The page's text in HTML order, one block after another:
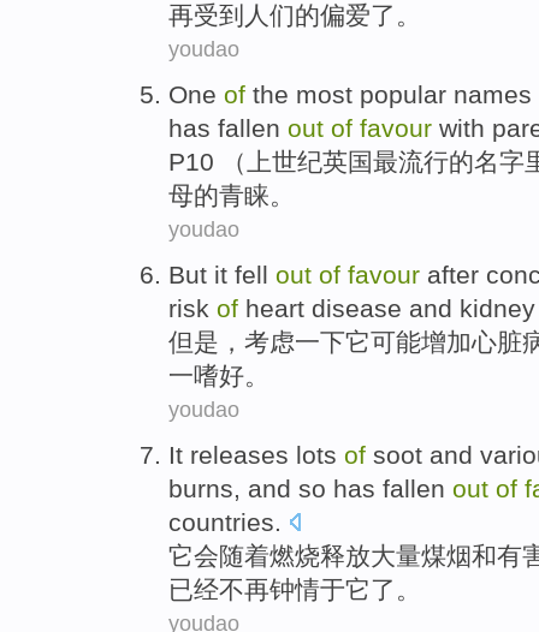
再受到 人们的偏爱了 。
youdao
One of the most popular names
has fallen out of favour with
P10 （
上世纪英国最流行的名字
母的青睐。
youdao
But it fell out of favour after
risk of heart disease and kidney
但是 ， 考虑一下它可能增加心脏
一嗜好。
youdao
It releases lots of soot and
burns, and so has fallen out of
countries.
它会随着燃烧释放大量煤烟和有
已经不再钟情于它了 。
youdao